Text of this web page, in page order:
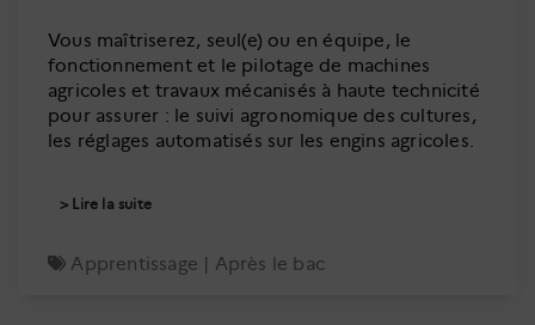
Vous maîtriserez, seul(e) ou en équipe, le
fonctionnement et le pilotage de machines
agricoles et travaux mécanisés à haute technicité
pour assurer : le suivi agronomique des cultures,
les réglages automatisés sur les engins agricoles.
Lire la suite
Apprentissage | Après le bac